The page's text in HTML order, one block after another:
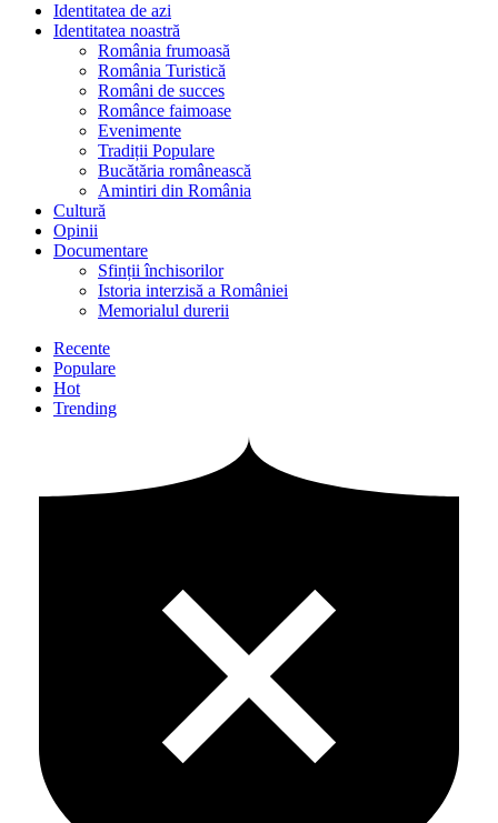
Identitatea de azi
Identitatea noastră
România frumoasă
România Turistică
Români de succes
Românce faimoase
Evenimente
Tradiții Populare
Bucătăria românească
Amintiri din România
Cultură
Opinii
Documentare
Sfinții închisorilor
Istoria interzisă a României
Memorialul durerii
Recente
Populare
Hot
Trending